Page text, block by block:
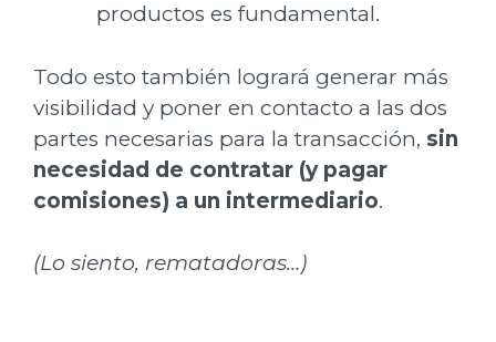
productos es fundamental.
Todo esto también logrará generar más
visibilidad y poner en contacto a las dos
partes necesarias para la transacción, sin
necesidad de contratar (y pagar
comisiones) a un intermediario.
(Lo siento, rematadoras…)